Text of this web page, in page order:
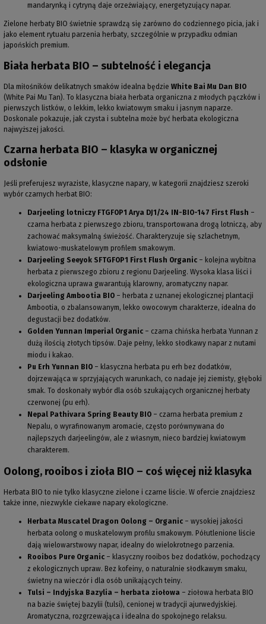
mandarynką i cytryną daje orzeźwiający, energetyzujący napar.
Zielone herbaty BIO świetnie sprawdzą się zarówno do codziennego picia, jak i
jako element rytuału parzenia herbaty, szczególnie w przypadku odmian
japońskich premium.
Biała herbata BIO – subtelność i elegancja
Dla miłośników delikatnych smaków idealna będzie White Bai Mu Dan BIO
(White Pai Mu Tan). To klasyczna biała herbata organiczna z młodych pączków i
pierwszych listków, o lekkim, lekko kwiatowym smaku i jasnym naparze.
Doskonale pokazuje, jak czysta i subtelna może być herbata ekologiczna
najwyższej jakości.
Czarna herbata BIO – klasyka w organicznej
odsłonie
Jeśli preferujesz wyraziste, klasyczne napary, w kategorii znajdziesz szeroki
wybór czarnych herbat BIO:
Darjeeling lotniczy FTGFOP1 Arya DJ1/24 IN-BIO-147 First Flush –
czarna herbata z pierwszego zbioru, transportowana drogą lotniczą, aby
zachować maksymalną świeżość. Charakteryzuje się szlachetnym,
kwiatowo-muskatelowym profilem smakowym.
Darjeeling Seeyok SFTGFOP1 First Flush Organic – kolejna wybitna
herbata z pierwszego zbioru z regionu Darjeeling. Wysoka klasa liści i
ekologiczna uprawa gwarantują klarowny, aromatyczny napar.
Darjeeling Ambootia BIO – herbata z uznanej ekologicznej plantacji
Ambootia, o zbalansowanym, lekko owocowym charakterze, idealna do
degustacji bez dodatków.
Golden Yunnan Imperial Organic – czarna chińska herbata Yunnan z
dużą ilością złotych tipsów. Daje pełny, lekko słodkawy napar z nutami
miodu i kakao.
Pu Erh Yunnan BIO – klasyczna herbata pu erh bez dodatków,
dojrzewająca w sprzyjających warunkach, co nadaje jej ziemisty, głęboki
smak. To doskonały wybór dla osób szukających organicznej herbaty
czerwonej (pu erh).
Nepal Pathivara Spring Beauty BIO – czarna herbata premium z
Nepalu, o wyrafinowanym aromacie, często porównywana do
najlepszych darjeelingów, ale z własnym, nieco bardziej kwiatowym
charakterem.
Oolong, rooibos i zioła BIO – coś więcej niż klasyka
Herbata BIO to nie tylko klasyczne zielone i czarne liście. W ofercie znajdziesz
także inne, niezwykle ciekawe napary ekologiczne.
Herbata Muscatel Dragon Oolong – Organic – wysokiej jakości
herbata oolong o muskatelowym profilu smakowym. Półutlenione liście
dają wielowarstwowy napar, idealny do wielokrotnego parzenia.
Rooibos Pure Organic – klasyczny rooibos bez dodatków, pochodzący
z ekologicznych upraw. Bez kofeiny, o naturalnie słodkawym smaku,
świetny na wieczór i dla osób unikających teiny.
Tulsi – Indyjska Bazylia – herbata ziołowa – ziołowa herbata BIO
na bazie świętej bazylii (tulsi), cenionej w tradycji ajurwedyjskiej.
Aromatyczna, rozgrzewająca i idealna do spokojnego relaksu.